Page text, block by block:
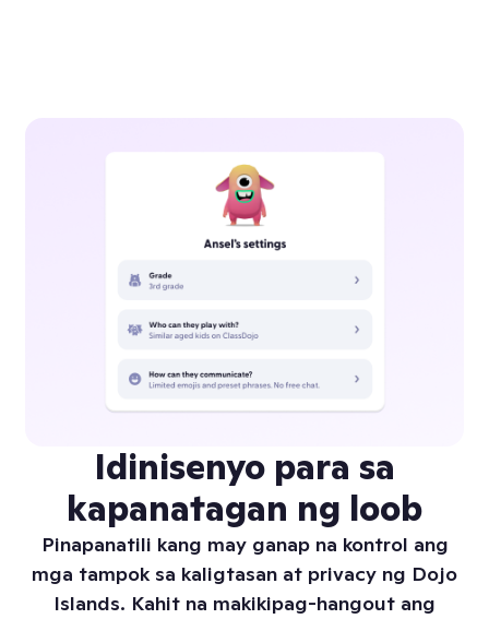
Idinisenyo para sa
kapanatagan ng loob
Pinapanatili kang may ganap na kontrol ang
mga tampok sa kaligtasan at privacy ng Dojo
Islands. Kahit na makikipag-hangout ang